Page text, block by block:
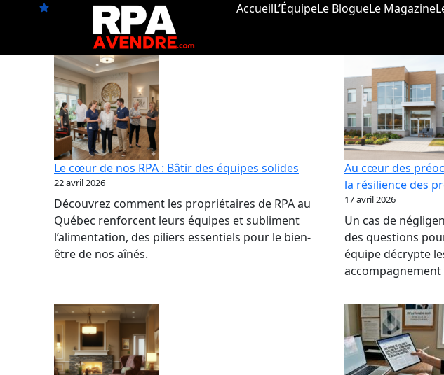
AccueilL’ÉquipeLe BlogueLe Magazine
Le cœur de nos RPA : Bâtir des équipes solides
22 avril 2026
Découvrez comment les propriétaires de RPA au
Québec renforcent leurs équipes et subliment
l’alimentation, des piliers essentiels pour le bien-
être de nos aînés.
Au cœur des
la résilience des
17 avril 2026
Un cas de
des questions
équipe décrypte